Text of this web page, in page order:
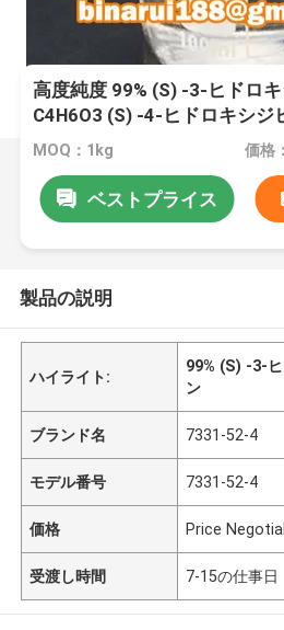
高度純度 99% (S) -3-ヒドロ
C4H6O3 (S) -4-ヒドロキシジ
-1 CAS 7331-52-4
MOQ：1kg 価格
ベストプライス
製品の説明
ハイライト:
99% (S) -3-
ン
ブランド名 7331-52-4
モデル番号 7331-52-4
価格 Price
受渡し時間 7-15の仕事日